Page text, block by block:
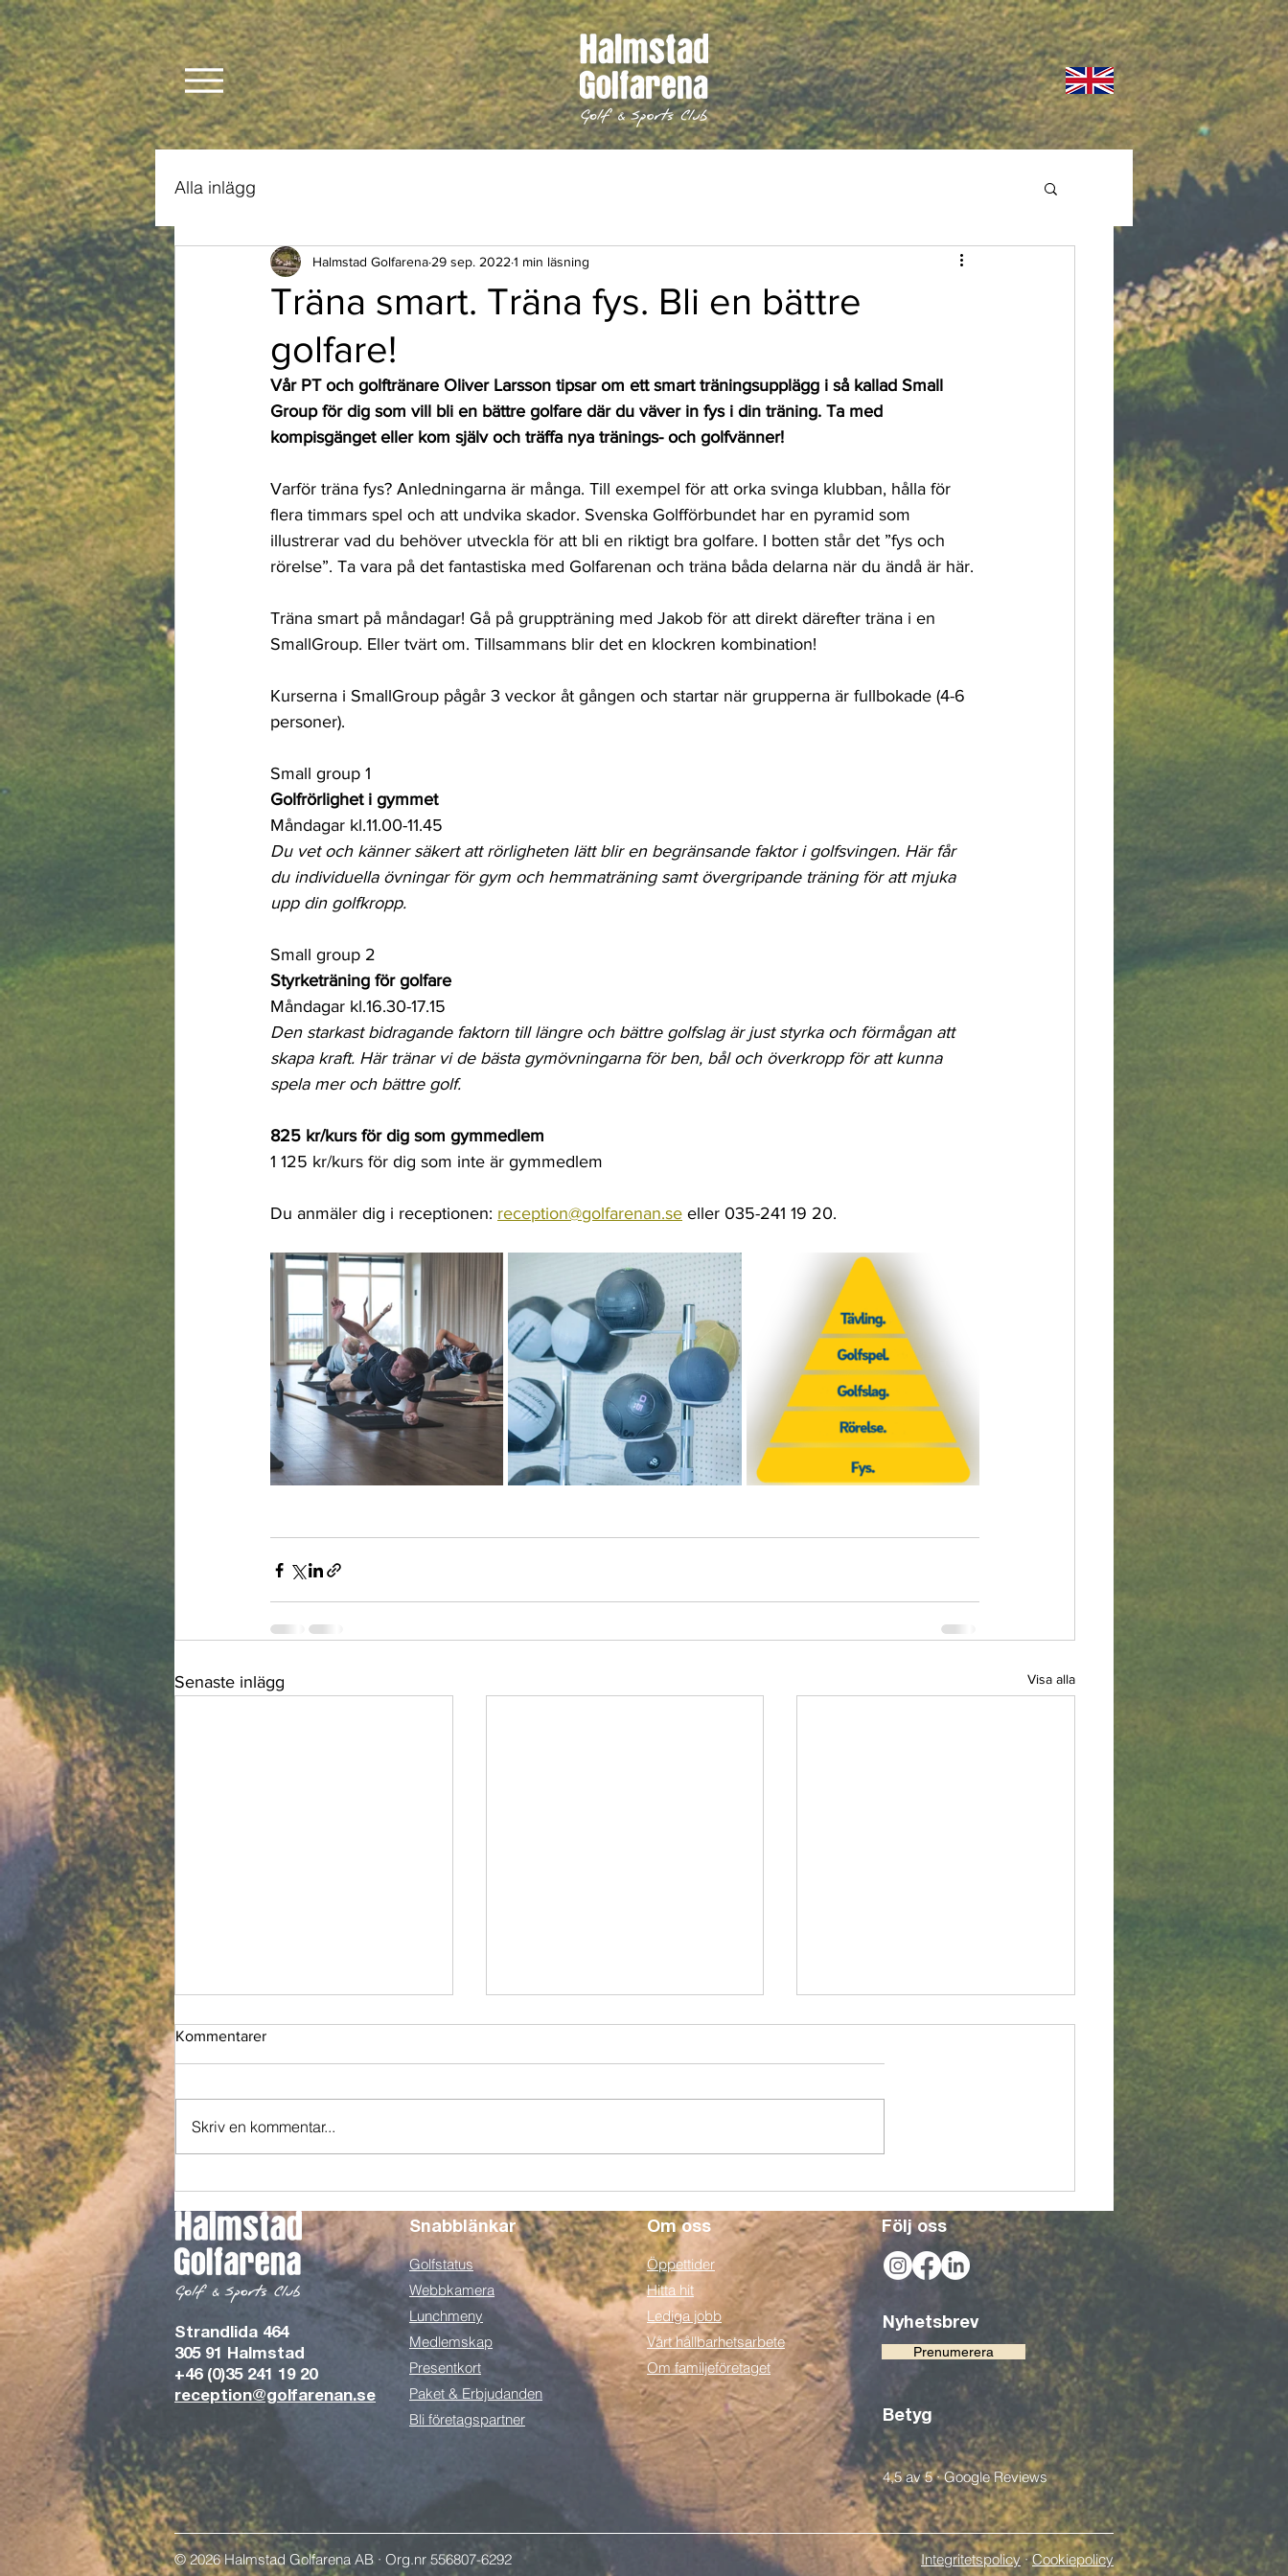
Alla inlägg
Träna smart. Träna fys. Bli en bättre
golfare!
Halmstad Golfarena 29 sep. 2022 1 min läsning
Vår PT och golftränare Oliver Larsson tipsar om ett smart träningsupplägg i så kallad Small
Group för dig som vill bli en bättre golfare där du väver in fys i din träning. Ta med
kompisgänget eller kom själv och träffa nya tränings- och golfvänner!
Varför träna fys? Anledningarna är många. Till exempel för att orka svinga klubban, hålla för
flera timmars spel och att undvika skador. Svenska Golfförbundet har en pyramid som
illustrerar vad du behöver utveckla för att bli en riktigt bra golfare. I botten står det ”fys och
rörelse”. Ta vara på det fantastiska med Golfarenan och träna båda delarna när du ändå är här.
Träna smart på måndagar! Gå på gruppträning med Jakob för att direkt därefter träna i en
SmallGroup. Eller tvärt om. Tillsammans blir det en klockren kombination!
Kurserna i SmallGroup pågår 3 veckor åt gången och startar när grupperna är fullbokade (4-6
personer).
Small group 1
Golfrörlighet i gymmet
Måndagar kl.11.00-11.45
Du vet och känner säkert att rörligheten lätt blir en begränsande faktor i golfsvingen. Här får
du individuella övningar för gym och hemmaträning samt övergripande träning för att mjuka
upp din golfkropp.
Small group 2
Styrketräning för golfare
Måndagar kl.16.30-17.15
Den starkast bidragande faktorn till längre och bättre golfslag är just styrka och förmågan att
skapa kraft. Här tränar vi de bästa gymövningarna för ben, bål och överkropp för att kunna
spela mer och bättre golf.
825 kr/kurs för dig som gymmedlem
1 125 kr/kurs för dig som inte är gymmedlem
Du anmäler dig i receptionen: reception@golfarenan.se eller 035-241 19 20.
Senaste inlägg Visa alla
Bistro
golf...
upplevelse
Kommentarer
Skriv en kommentar...
Strandlida 464
305 91 Halmstad
+46 (0)35 241 19 20
reception@golfarenan.se
Snabblänkar
Golfstatus
Webbkamera
Lunchmeny
Medlemskap
Presentkort
Paket & Erbjudanden
Bli företagspartner
Om oss
Öppettider
Hitta hit
Lediga jobb
Vårt hållbarhetsarbete
Om familjeföretaget
Följ oss
Nyhetsbrev
Prenumerera
Betyg
4,5 av 5 · Google Reviews
© 2026 Halmstad Golfarena AB · Org.nr 556807-6292 Integritetspolicy·Cookiepolicy